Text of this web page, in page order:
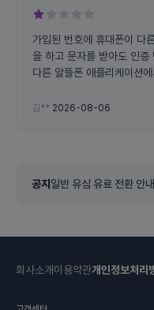
가입된 번호에 휴대폰이 다
을 하고 문자를 받아도 인
다른 알뜰폰 애플리케이션
하면 불편해요... 그리고 앱에서 자꾸 튕겨지고 문자 인
김** 2026-08-06
공지 일반 유심 유료 전환 안내
회사소개이용약관개인정보처리